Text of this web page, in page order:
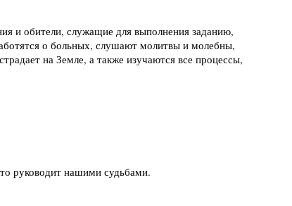
и обители, служащие для выполнения заданию,
о больных, слушают молитвы и молебны,
на Земле, а также изучаются все процессы,
руководит нашими судьбами.